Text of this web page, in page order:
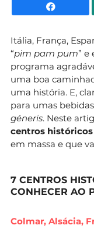
Itália, França,
“pim pam pum” e
programa
uma boa
uma história. E,
para umas
géneris. Neste
centros históricos
em massa e que
7 CENTROS
CONHECER AO
Colmar, Alsácia,